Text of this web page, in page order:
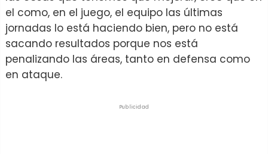
el como, en el juego, el equipo las últimas
jornadas lo está haciendo bien, pero no está
sacando resultados porque nos está
penalizando las áreas, tanto en defensa como
en ataque.
Publicidad